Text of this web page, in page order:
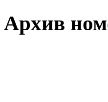
Архив